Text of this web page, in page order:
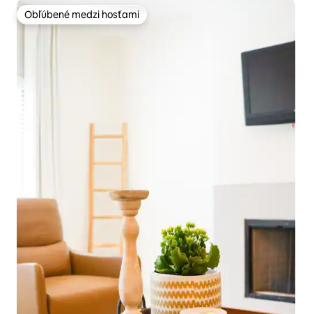
Obľúbené medzi hosťami
Obľúbené medzi hosťami